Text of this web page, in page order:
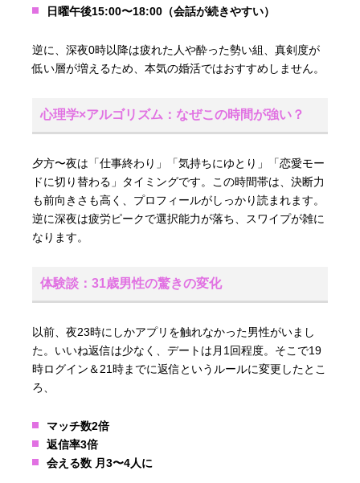
日曜午後15:00〜18:00（会話が続きやすい）
逆に、深夜0時以降は疲れた人や酔った勢い組、真剣度が
低い層が増えるため、本気の婚活ではおすすめしません。
心理学×アルゴリズム：なぜこの時間が強い？
夕方〜夜は「仕事終わり」「気持ちにゆとり」「恋愛モー
ドに切り替わる」タイミングです。この時間帯は、決断力
も前向きさも高く、プロフィールがしっかり読まれます。
逆に深夜は疲労ピークで選択能力が落ち、スワイプが雑に
なります。
体験談：31歳男性の驚きの変化
以前、夜23時にしかアプリを触れなかった男性がいまし
た。いいね返信は少なく、デートは月1回程度。そこで19
時ログイン＆21時までに返信というルールに変更したとこ
ろ、
マッチ数2倍
返信率3倍
会える数 月3〜4人に